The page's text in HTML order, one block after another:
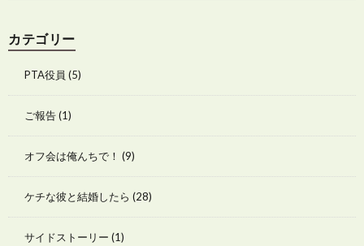
カテゴリー
PTA役員 (5)
ご報告(1)
オフ会は俺んちで！ (9)
ケチな彼と結婚したら (28)
サイドストーリー (1)